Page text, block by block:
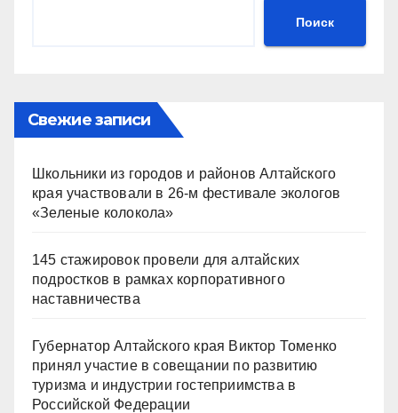
Поиск
Свежие записи
Школьники из городов и районов Алтайского
края участвовали в 26-м фестивале экологов
«Зеленые колокола»
145 стажировок провели для алтайских
подростков в рамках корпоративного
наставничества
Губернатор Алтайского края Виктор Томенко
принял участие в совещании по развитию
туризма и индустрии гостеприимства в
Российской Федерации